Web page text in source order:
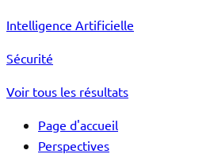
Intelligence Artificielle
Sécurité
Voir tous les résultats
Page d'accueil
Perspectives